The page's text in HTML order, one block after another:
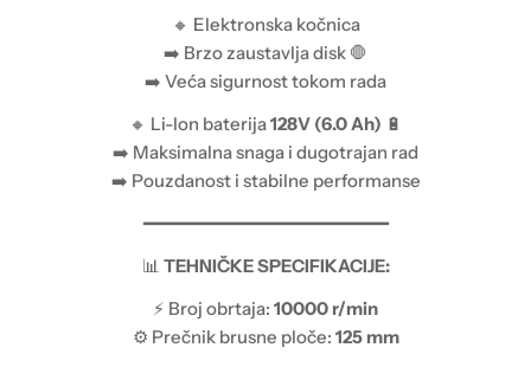
🔸 Elektronska kočnica
➡️ Brzo zaustavlja disk 🛑
➡️ Veća sigurnost tokom rada
🔸 Li-Ion baterija128V (6.0 Ah) 🔋
➡️ Maksimalna snaga i dugotrajan rad
➡️ Pouzdanost i stabilne performanse
━━━━━━━━━━━━━━━━━━━━━━━
📊 TEHNIČKE SPECIFIKACIJE:
⚡ Broj obrtaja: 10000 r/min
⚙️ Prečnik brusne ploče: 125 mm